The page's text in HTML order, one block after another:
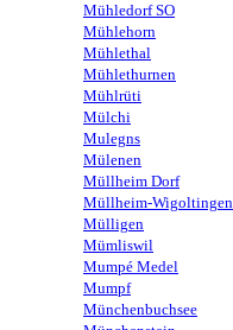
Mühledorf SO
Mühlehorn
Mühlethal
Mühlethurnen
Mühlrüti
Mülchi
Mulegns
Mülenen
Müllheim Dorf
Müllheim-Wigoltingen
Mülligen
Mümliswil
Mumpé Medel
Mumpf
Münchenbuchsee